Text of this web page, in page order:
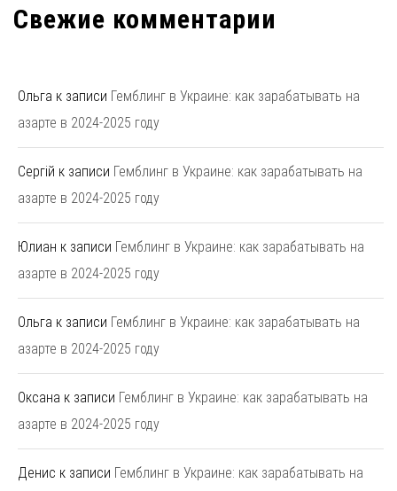
Свежие комментарии
Ольга к записи Гемблинг в Украине: как зарабатывать на
азарте в 2024-2025 году
Сергій к записи Гемблинг в Украине: как зарабатывать на
азарте в 2024-2025 году
Юлиан к записи Гемблинг в Украине: как зарабатывать на
азарте в 2024-2025 году
Ольга к записи Гемблинг в Украине: как зарабатывать на
азарте в 2024-2025 году
Оксана к записи Гемблинг в Украине: как зарабатывать на
азарте в 2024-2025 году
Денис к записи Гемблинг в Украине: как зарабатывать на